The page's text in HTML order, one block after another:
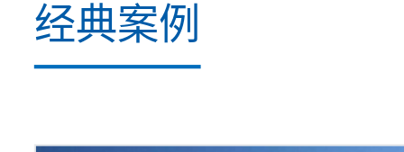
经典案例